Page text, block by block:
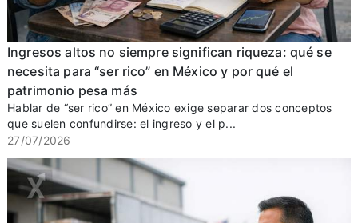
Ingresos altos no siempre significan riqueza: qué se
necesita para “ser rico” en México y por qué el
patrimonio pesa más
Hablar de “ser rico” en México exige separar dos conceptos
que suelen confundirse: el ingreso y el p...
27/07/2026